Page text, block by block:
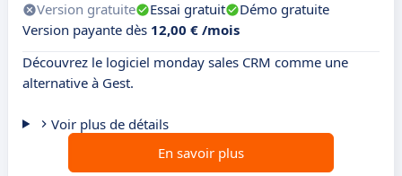
Version gratuite Essai gratuit
Démo gratuite
Version payante dès 12,00 € /mois
Découvrez le logiciel monday sales CRM comme une
alternative à Gest.
Voir plus de détails
En savoir plus